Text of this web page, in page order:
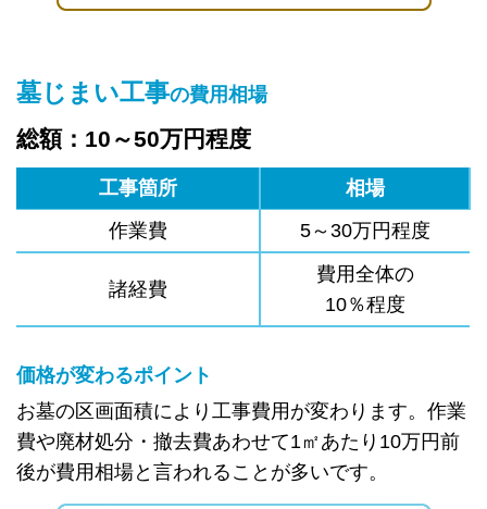
墓じまい工事の費用相場
総額：10～50万円程度
工事箇所
相場
作業費
5～30万円程度
諸経費
費用全体の
10％程度
価格が変わるポイント
お墓の区画面積により工事費用が変わります。作業
費や廃材処分・撤去費あわせて1㎡あたり10万円前
後が費用相場と言われることが多いです。